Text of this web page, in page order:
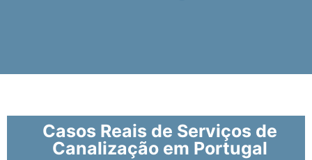
Casos Reais de Serviços de
Canalização em Portugal